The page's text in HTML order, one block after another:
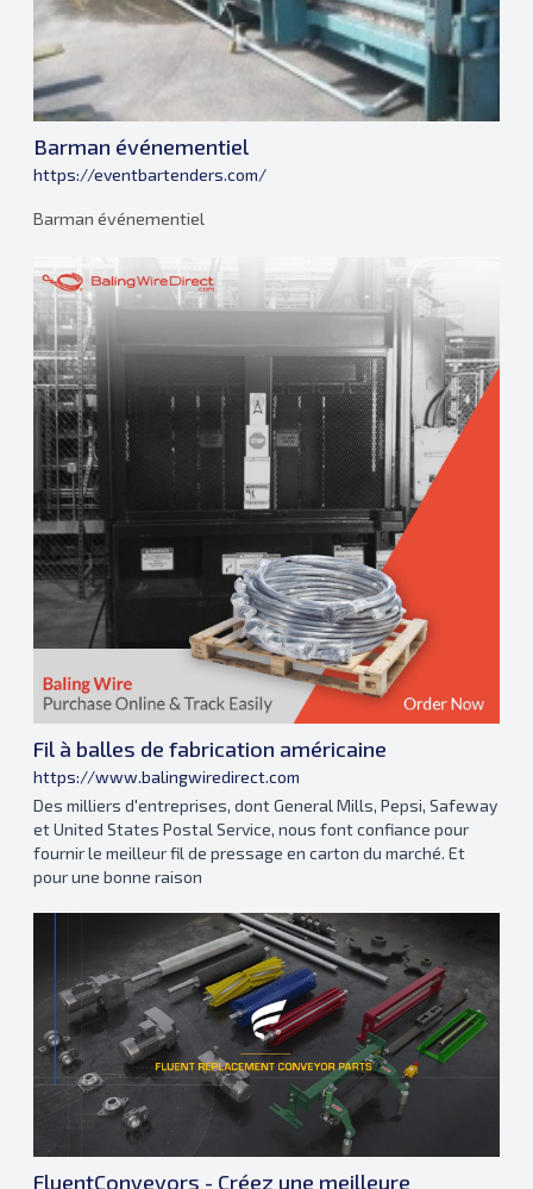
Barman événementiel
https://eventbartenders.com/
Barman événementiel
Fil à balles de fabrication américaine
https://www.balingwiredirect.com
Des milliers d'entreprises, dont General Mills, Pepsi, Safeway
et United States Postal Service, nous font confiance pour
fournir le meilleur fil de pressage en carton du marché. Et
pour une bonne raison
FluentConveyors - Créez une meilleure